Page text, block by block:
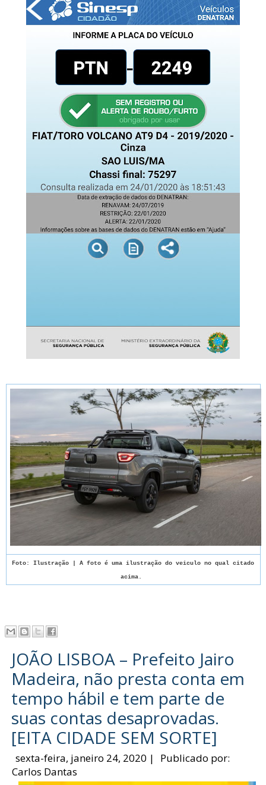
Foto: Ilustração | A foto é uma ilustração do veiculo no qual citado
acima.
JOÃO LISBOA – Prefeito Jairo
Madeira, não presta conta em
tempo hábil e tem parte de
suas contas desaprovadas.
[EITA CIDADE SEM SORTE]
sexta-feira, janeiro 24, 2020 |
Publicado por:
Carlos Dantas